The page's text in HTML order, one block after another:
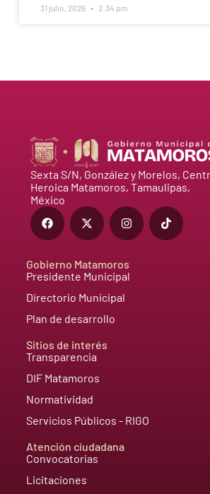
31 julio, 2026 2:34 pm
Sexta S/N, González y Morelos,
Heroica Matamoros, Tamaulipas,
México
Gobierno Matamoros
Presidente Municipal
Directorio Municipal
Plan de desarrollo
Sitios de interés
Transparencia
DIF Matamoros
Normatividad
Servicios Públicos - RIGO
Atención ciudadana
Convocatorias
Licitaciones